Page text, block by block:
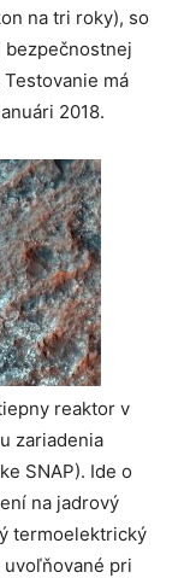
na tri roky), so
bezpečnostnej
má
2018.
reaktor v
zariadenia
SNAP). Ide o
na jadrový
termoelektrický
uvoľňované pri